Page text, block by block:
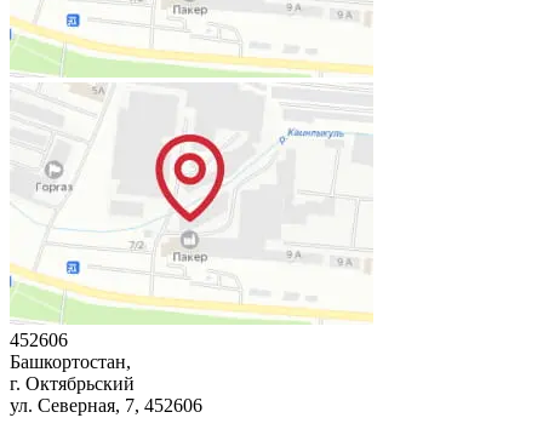
452606
Башкортостан,
г. Октябрьский
ул. Северная, 7, 452606